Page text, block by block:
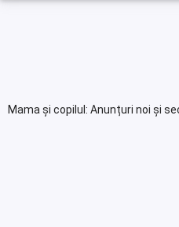
Mama și copilul: Anunțuri noi și